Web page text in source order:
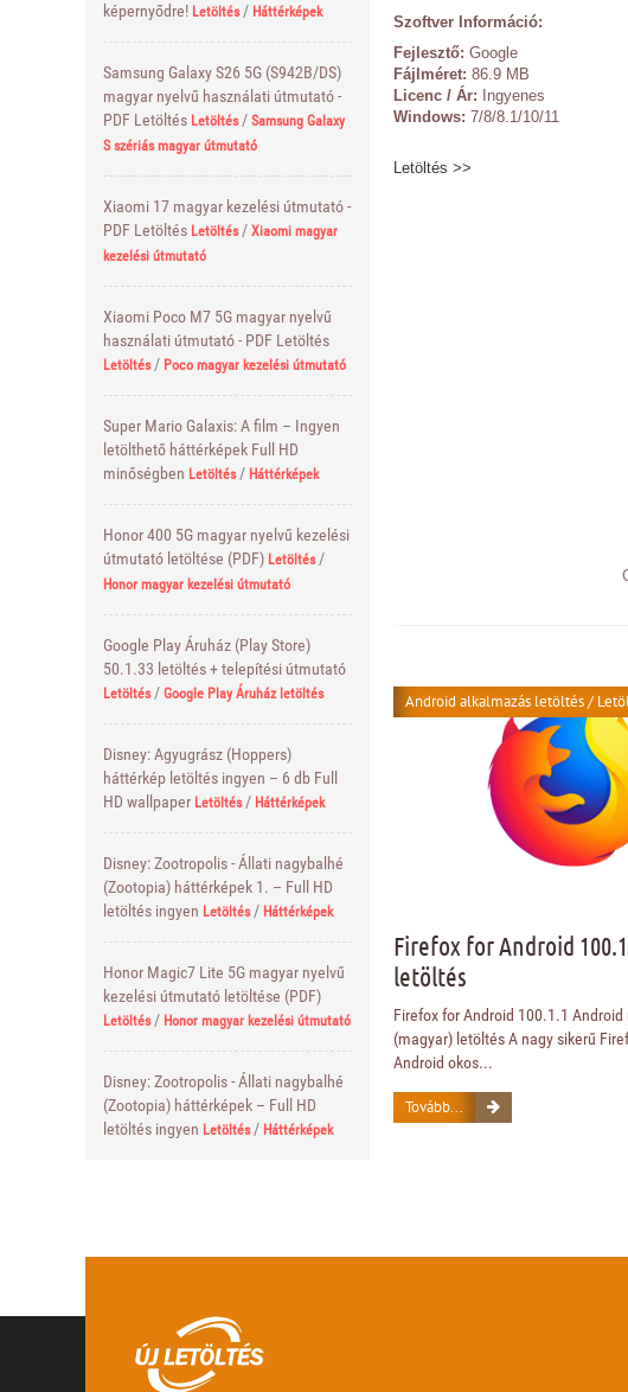
képernyődre! Letöltés/ Háttérképek
Samsung Galaxy S26 5G (S942B/DS)
magyar nyelvű használati útmutató -
PDF Letöltés Letöltés/ Samsung Galaxy
S szériás magyar útmutató
Xiaomi 17 magyar kezelési útmutató -
PDF Letöltés Letöltés/ Xiaomi magyar
kezelési útmutató
Xiaomi Poco M7 5G magyar nyelvű
használati útmutató - PDF Letöltés
Letöltés/ Poco magyar kezelési útmutató
Super Mario Galaxis: A film – Ingyen
letölthető háttérképek Full HD
minőségben Letöltés/ Háttérképek
Honor 400 5G magyar nyelvű kezelési
útmutató letöltése (PDF) Letöltés/
Honor magyar kezelési útmutató
Google Play Áruház (Play Store)
50.1.33 letöltés + telepítési útmutató
Letöltés/ Google Play Áruház letöltés
Disney: Agyugrász (Hoppers)
háttérkép letöltés ingyen – 6 db Full
HD wallpaper Letöltés/ Háttérképek
Disney: Zootropolis - Állati nagybalhé
(Zootopia) háttérképek 1. – Full HD
letöltés ingyen Letöltés/ Háttérképek
Honor Magic7 Lite 5G magyar nyelvű
kezelési útmutató letöltése (PDF)
Letöltés/ Honor magyar kezelési útmutató
Disney: Zootropolis - Állati nagybalhé
(Zootopia) háttérképek – Full HD
letöltés ingyen Letöltés/ Háttérképek
Szoftver Információ:
Fejlesztő: Google
Fájlméret: 86.9 MB
Licenc / Ár: Ingyenes
Windows: 7/8/8.1/10/11
Letöltés >>
Android alkalmazás letöltés/
Firefox for Android
letöltés
Firefox for Android 100.1.1
(magyar) letöltés A nagy sikerű
Android okos...
Tovább...